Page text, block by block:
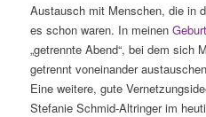
Austausch mit Menschen, die in
es schon waren. In meinen
„getrennte Abend“, bei dem sich
getrennt voneinander
Eine weitere, gute
Stefanie Schmid-Altringer im